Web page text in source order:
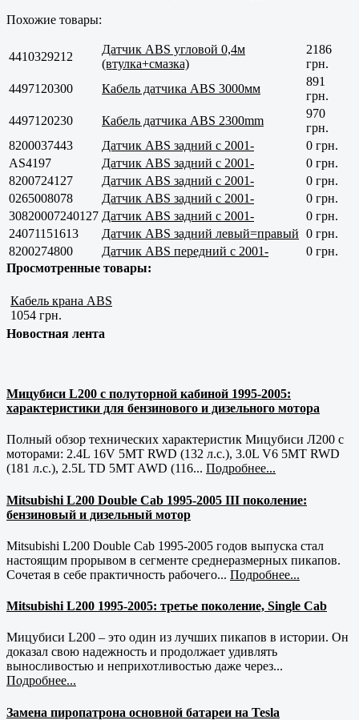
Похожие товары:
4410329212
Датчик ABS угловой 0,4м
(втулка+смазка)
2186
грн.
4497120300
Кабель датчика ABS 3000мм
891
грн.
4497120230
Кабель датчика ABS 2300mm
970
грн.
8200037443
Датчик ABS задний с 2001-
0 грн.
AS4197
Датчик ABS задний с 2001-
0 грн.
8200724127
Датчик ABS задний с 2001-
0 грн.
0265008078
Датчик ABS задний с 2001-
0 грн.
30820007240127 Датчик ABS задний с 2001-
0 грн.
24071151613
Датчик ABS задний левый=правый 0 грн.
8200274800
Датчик ABS передний с 2001-
0 грн.
Просмотренные товары:
Кабель крана ABS
1054 грн.
Новостная лента
Мицубиси L200 с полуторной кабиной 1995-2005:
характеристики для бензинового и дизельного мотора
Полный обзор технических характеристик Мицубиси Л200 с
моторами: 2.4L 16V 5MT RWD (132 л.с.), 3.0L V6 5MT RWD
(181 л.с.), 2.5L TD 5MT AWD (116... Подробнее...
Mitsubishi L200 Double Cab 1995-2005 III поколение:
бензиновый и дизельный мотор
Mitsubishi L200 Double Cab 1995-2005 годов выпуска стал
настоящим прорывом в сегменте среднеразмерных пикапов.
Сочетая в себе практичность рабочего... Подробнее...
Mitsubishi L200 1995-2005: третье поколение, Single Cab
Мицубиси L200 – это один из лучших пикапов в истории. Он
доказал свою надежность и продолжает удивлять
выносливостью и неприхотливостью даже через...
Подробнее...
Замена пиропатрона основной батареи на Tesla